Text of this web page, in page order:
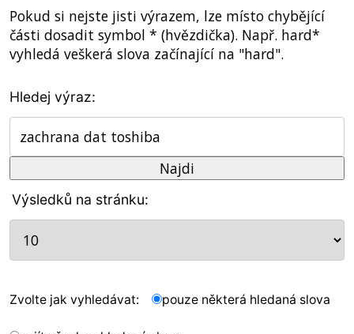
Pokud si nejste jisti výrazem, lze místo chybějící
části dosadit symbol * (hvězdička). Např. hard*
vyhledá veškerá slova začínající na "hard".
Hledej výraz:
Výsledků na stránku:
Zvolte jak vyhledávat: pouze některá hledaná slova